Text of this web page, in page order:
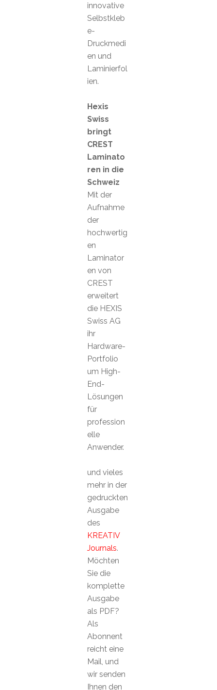
innovative
Selbstkleb
e-
Druckmedi
en und
Laminierfol
ien.
Hexis
Swiss
bringt
CREST
Laminato
ren in die
Schweiz
Mit der
Aufnahme
der
hochwertig
en
Laminator
en von
CREST
erweitert
die HEXIS
Swiss AG
ihr
Hardware-
Portfolio
um High-
End-
Lösungen
für
profession
elle
Anwender.
und vieles
mehr in der
gedruckten
Ausgabe
des
KREATIV
Journals.
Möchten
Sie die
komplette
Ausgabe
als PDF?
Als
Abonnent
reicht eine
Mail, und
wir senden
Ihnen den